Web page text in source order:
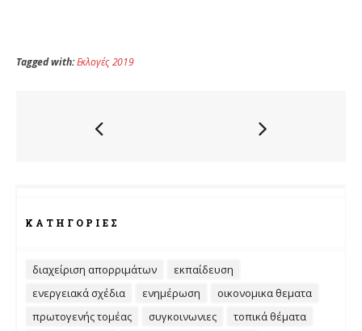
Tagged with: Εκλογές 2019
ΚΑΤΗΓΟΡΊΕΣ
διαχείριση απορριμάτων
εκπαίδευση
ενεργειακά σχέδια
ενημέρωση
οικονομικα θεματα
πρωτογενής τομέας
συγκοινωνιες τοπικά θέματα